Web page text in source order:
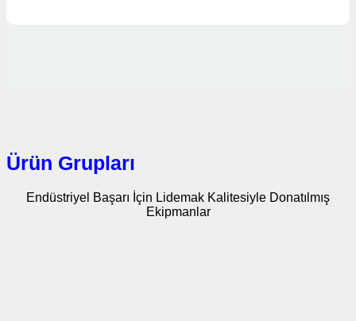
Ürün Grupları
Endüstriyel Başarı İçin Lidemak Kalitesiyle Donatılmış
Ekipmanlar